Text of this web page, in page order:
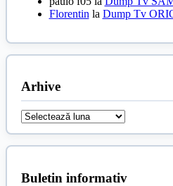
Florentin la Dump Tv
Arhive
Arhive
Buletin informativ